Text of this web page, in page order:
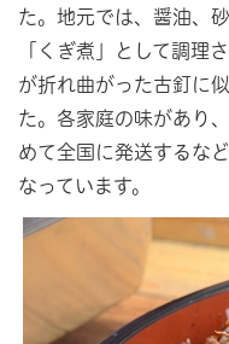
た。地元では、醤油、
「くぎ煮」として調理
が折れ曲がった古釘に
た。各家庭の味があり
めて全国に発送するな
なっています。